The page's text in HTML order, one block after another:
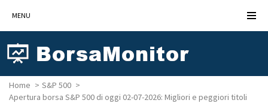
MENU
Home
S&P 500
Apertura borsa S&P 500 di oggi 02-07-2026: Migliori e peggiori titoli